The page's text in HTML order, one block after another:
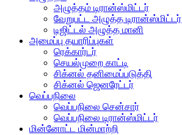
அழுத்தம் டிரான்ஸ்மிட்டர்
வேறுபட்ட அழுத்த டிரான்ஸ்மிட்டர்
டிஜிட்டல் அழுத்த மானி
அமைப்பு தயாரிப்புகள்
ரெக்கார்டர்
செயல்முறை காட்டி
சிக்னல் தனிமைப்படுத்தி
சிக்னல் ஜெனரேட்டர்
வெப்பநிலை
வெப்பநிலை சென்சார்
வெப்பநிலை டிரான்ஸ்மிட்டர்
மின்னோட்ட மின்மாற்றி